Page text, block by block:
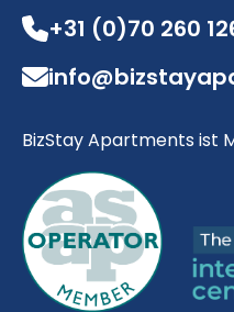
+31 (0)70 260
BizStay Apartments ist